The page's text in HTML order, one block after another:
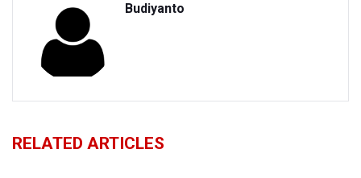
Budiyanto
RELATED ARTICLES